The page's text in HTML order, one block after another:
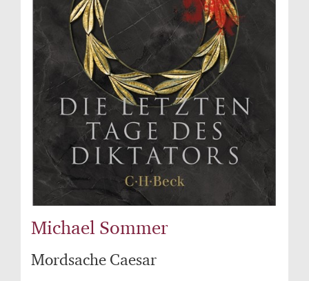
Michael Sommer
Mordsache Caesar